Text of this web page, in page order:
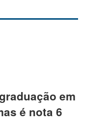
em
é nota 6